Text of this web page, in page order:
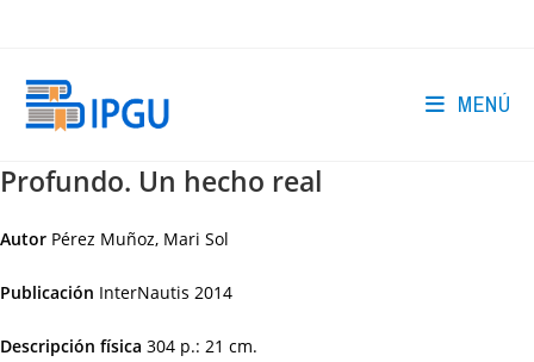
MENÚ
Profundo. Un hecho real
Autor Pérez Muñoz, Mari Sol
Publicación InterNautis 2014
Descripción física 304 p.: 21 cm.